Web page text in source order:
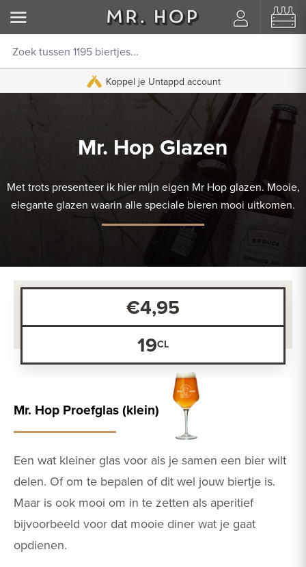
Koppel je Untappd account
Mr. Hop Glazen
Met trots presenteer ik hier mijn eigen Mr Hop glazen. Mooie,
elegante glazen waarin alle speciale bieren mooi uitkomen.
Mr. Hop Proefglas (klein)
Een wat kleiner glas voor als je samen een bier wilt
delen. Of om te bepalen of dit wel jouw biertje is.
Maar is ook mooi om in te zetten als aperitief
bijvoorbeeld voor dat mooie diner wat je gaat
opdienen.
€4,95
19